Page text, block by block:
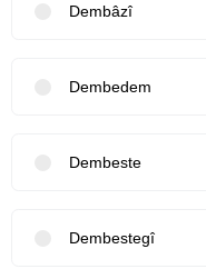
Dembâzî
Dembedem
Dembeste
Dembestegî